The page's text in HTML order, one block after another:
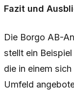
Fazit und
Die Borgo AB-
stellt ein
die in einem
Umfeld